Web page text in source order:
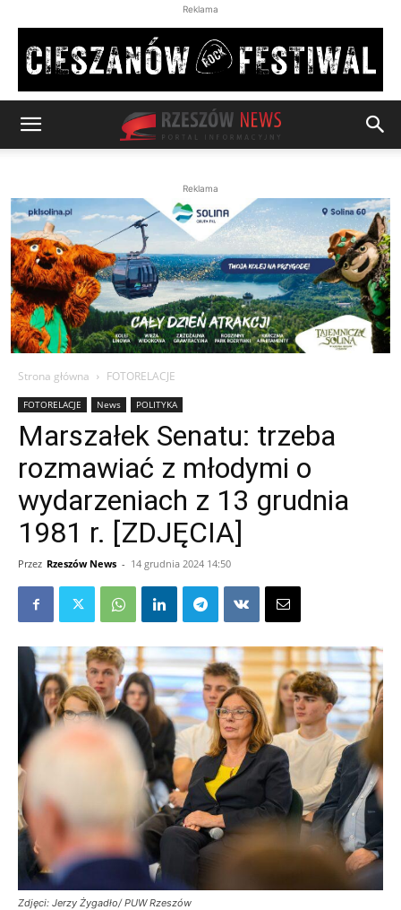
Reklama
Reklama
Strona główna FOTORELACJE
FOTORELACJE News POLITYKA
Marszałek Senatu: trzeba
rozmawiać z młodymi o
wydarzeniach z 13 grudnia
1981 r. [ZDJĘCIA]
Przez Rzeszów News - 14 grudnia 2024 14:50
Zdjęci: Jerzy Żygadło/ PUW Rzeszów